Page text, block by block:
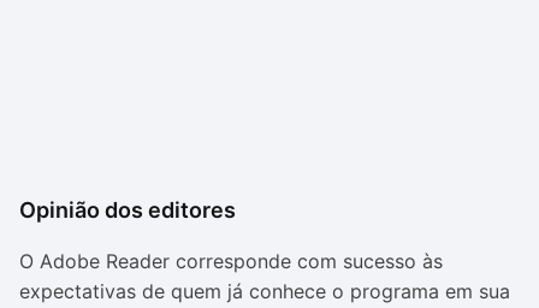
Opinião dos editores
O Adobe Reader corresponde com sucesso às
expectativas de quem já conhece o programa em sua